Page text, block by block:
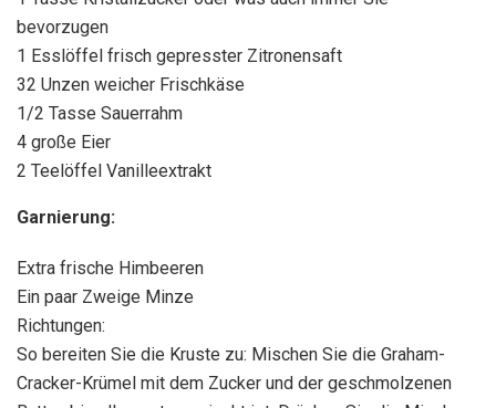
bevorzugen
1 Esslöffel frisch gepresster Zitronensaft
32 Unzen weicher Frischkäse
1/2 Tasse Sauerrahm
4 große Eier
2 Teelöffel Vanilleextrakt
Garnierung:
Extra frische Himbeeren
Ein paar Zweige Minze
Richtungen:
So bereiten Sie die Kruste zu: Mischen Sie die Graham-
Cracker-Krümel mit dem Zucker und der geschmolzenen